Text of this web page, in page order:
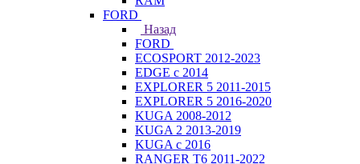
FORD
Назад
FORD
ECOSPORT 2012-2023
EDGE c 2014
EXPLORER 5 2011-2015
EXPLORER 5 2016-2020
KUGA 2008-2012
KUGA 2 2013-2019
KUGA с 2016
RANGER T6 2011-2022